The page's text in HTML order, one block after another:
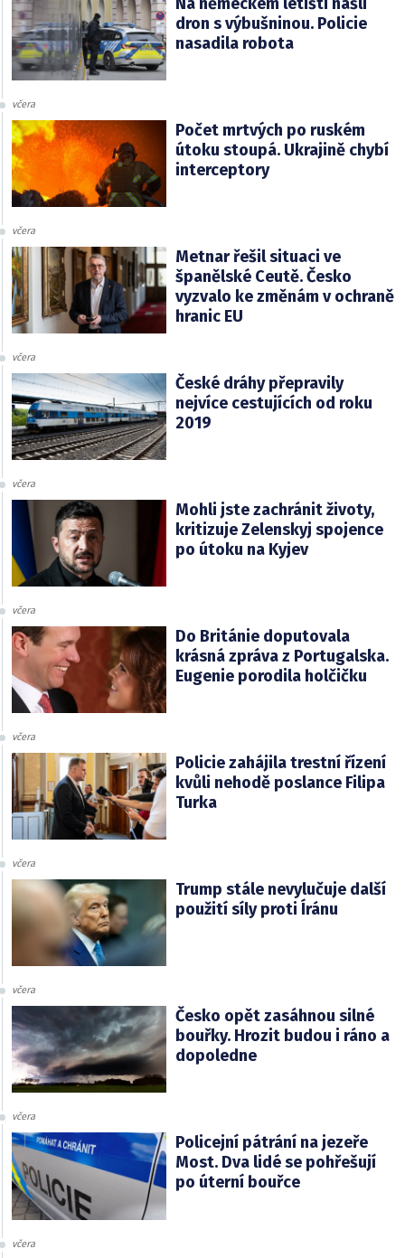
dron s výbušninou. Policie
nasadila robota
včera
Počet mrtvých po ruském
útoku stoupá. Ukrajině chybí
interceptory
včera
Metnar řešil situaci ve
španělské Ceutě. Česko
vyzvalo ke změnám v ochraně
hranic EU
včera
České dráhy přepravily
nejvíce cestujících od roku
2019
včera
Mohli jste zachránit životy,
kritizuje Zelenskyj spojence
po útoku na Kyjev
včera
Do Británie doputovala
krásná zpráva z Portugalska.
Eugenie porodila holčičku
včera
Policie zahájila trestní řízení
kvůli nehodě poslance Filipa
Turka
včera
Trump stále nevylučuje další
použití síly proti Íránu
včera
Česko opět zasáhnou silné
bouřky. Hrozit budou i ráno a
dopoledne
včera
Policejní pátrání na jezeře
Most. Dva lidé se pohřešují
po úterní bouřce
včera